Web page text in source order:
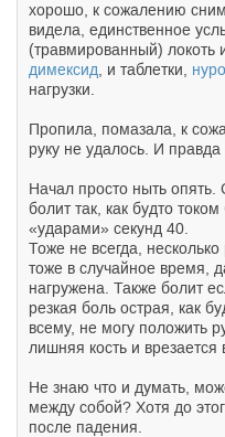
хорошо, к сожалению
видела, единственное
(травмированный) локоть
димексид , и таблетки,
нагрузки.
Пропила, помазала, к
руку не удалось. И
Начал просто ныть
болит так, как будто
«ударами» секунд 40.
Тоже не всегда, несколько
тоже в случайное время,
нагружена. Также болит
резкая боль острая, как
всему, не могу положить
лишняя кость и врезается
Не знаю что и думать,
между собой? Хотя до
после падения.